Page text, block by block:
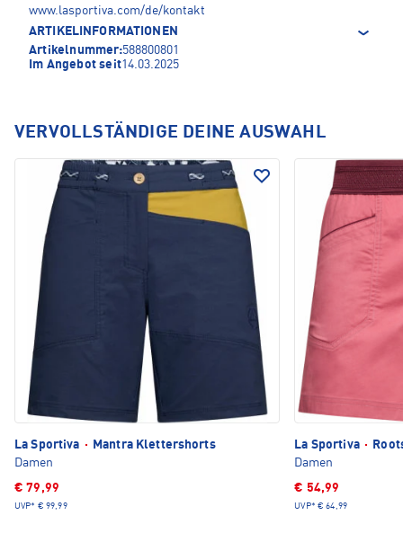
www.lasportiva.com/de/kontakt
ARTIKELINFORMATIONEN
Artikelnummer:588800801
Im Angebot seit14.03.2025
VERVOLLSTÄNDIGE DEINE AUSWAHL
La Sportiva ·
Mantra Klettershorts
Damen
€ 79,99
UVP* € 99,99
La Sportiva ·
Damen
€ 54,99
UVP* € 64,99